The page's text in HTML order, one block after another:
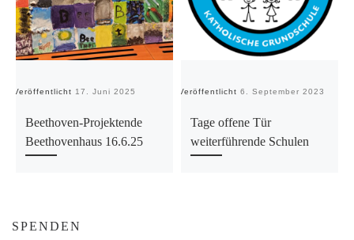
Veröffentlicht 17. Juni 2025
Beethoven-Projektende
Beethovenhaus 16.6.25
Veröffentlicht 6. September 2023
Tage offene Tür
weiterführende Schulen
SPENDEN